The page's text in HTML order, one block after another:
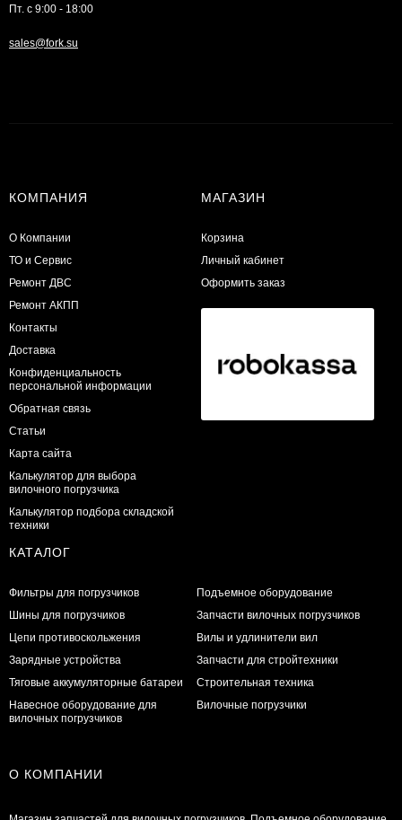
Пт. с 9:00 - 18:00
sales@fork.su
КОМПАНИЯ
О Компании
ТО и Сервис
​Ремонт ДВС
Ремонт АКПП
Контакты
Доставка
Конфиденциальность
персональной информации
Обратная связь
Статьи
Карта сайта
Калькулятор для выбора
вилочного погрузчика
Калькулятор подбора складской
техники
МАГАЗИН
Корзина
Личный кабинет
Оформить заказ
КАТАЛОГ
Фильтры для погрузчиков
Шины для погрузчиков
Цепи противоскольжения
Зарядные устройства
Тяговые аккумуляторные батареи
Навесное оборудование для
вилочных погрузчиков
Подъемное оборудование
Запчасти вилочных погрузчиков
Вилы и удлинители вил
Запчасти для стройтехники
Строительная техника
Вилочные погрузчики
О КОМПАНИИ